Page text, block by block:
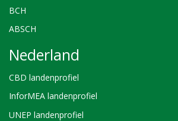
BCH
ABSCH
Nederland
CBD landenprofiel
InforMEA landenprofiel
UNEP landenprofiel